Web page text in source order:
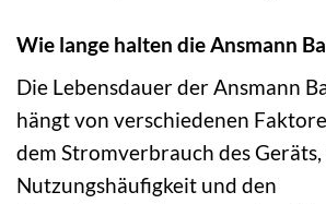
Wie lange halten die Ansmann
Die Lebensdauer der Ansmann
hängt von verschiedenen
dem Stromverbrauch des
Nutzungshäufigkeit und den